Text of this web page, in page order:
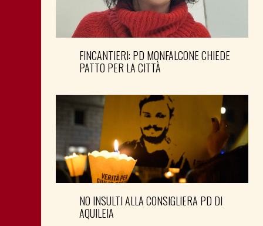
FINCANTIERI: PD MONFALCONE CHIEDE
PATTO PER LA CITTÀ
NO INSULTI ALLA CONSIGLIERA PD DI
AQUILEIA